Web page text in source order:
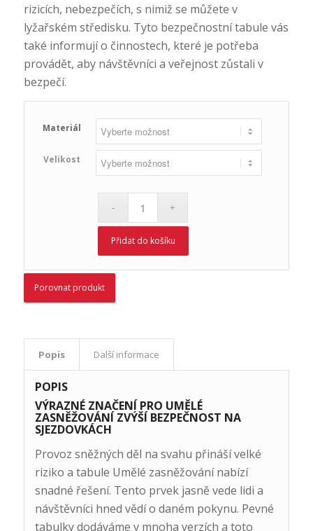
rizicích, nebezpečích, s nimiž se můžete v
lyžařském středisku. Tyto bezpečnostní tabule vás
také informují o činnostech, které je potřeba
provádět, aby návštěvníci a veřejnost zůstali v
bezpečí.
Materiál
Velikost
Přidat do košíku
Porovnat produkt
Popis Další informace
POPIS
VÝRAZNÉ ZNAČENÍ PRO UMĚLÉ
ZASNĚŽOVÁNÍ ZVÝŠÍ BEZPEČNOST NA
SJEZDOVKÁCH
Provoz sněžných děl na svahu přináší velké
riziko a tabule Umělé zasněžování nabízí
snadné řešení. Tento prvek jasně vede lidi a
návštěvníci hned vědí o daném pokynu. Pevné
tabulky dodáváme v mnoha verzích a toto